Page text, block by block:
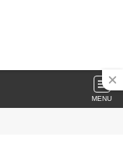
MENU